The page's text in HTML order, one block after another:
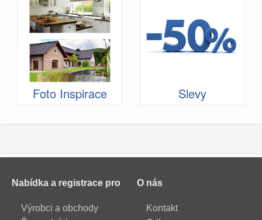
Foto Inspirace Slevy
Nabídka a registrace pro
Výrobci a obchody
O nás
Kontakt